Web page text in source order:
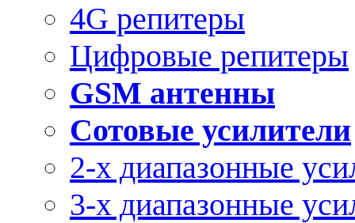
4G репитеры
Цифровые репитеры
GSM антенны
Сотовые усилители
2-х диапазонные
3-х диапазонные